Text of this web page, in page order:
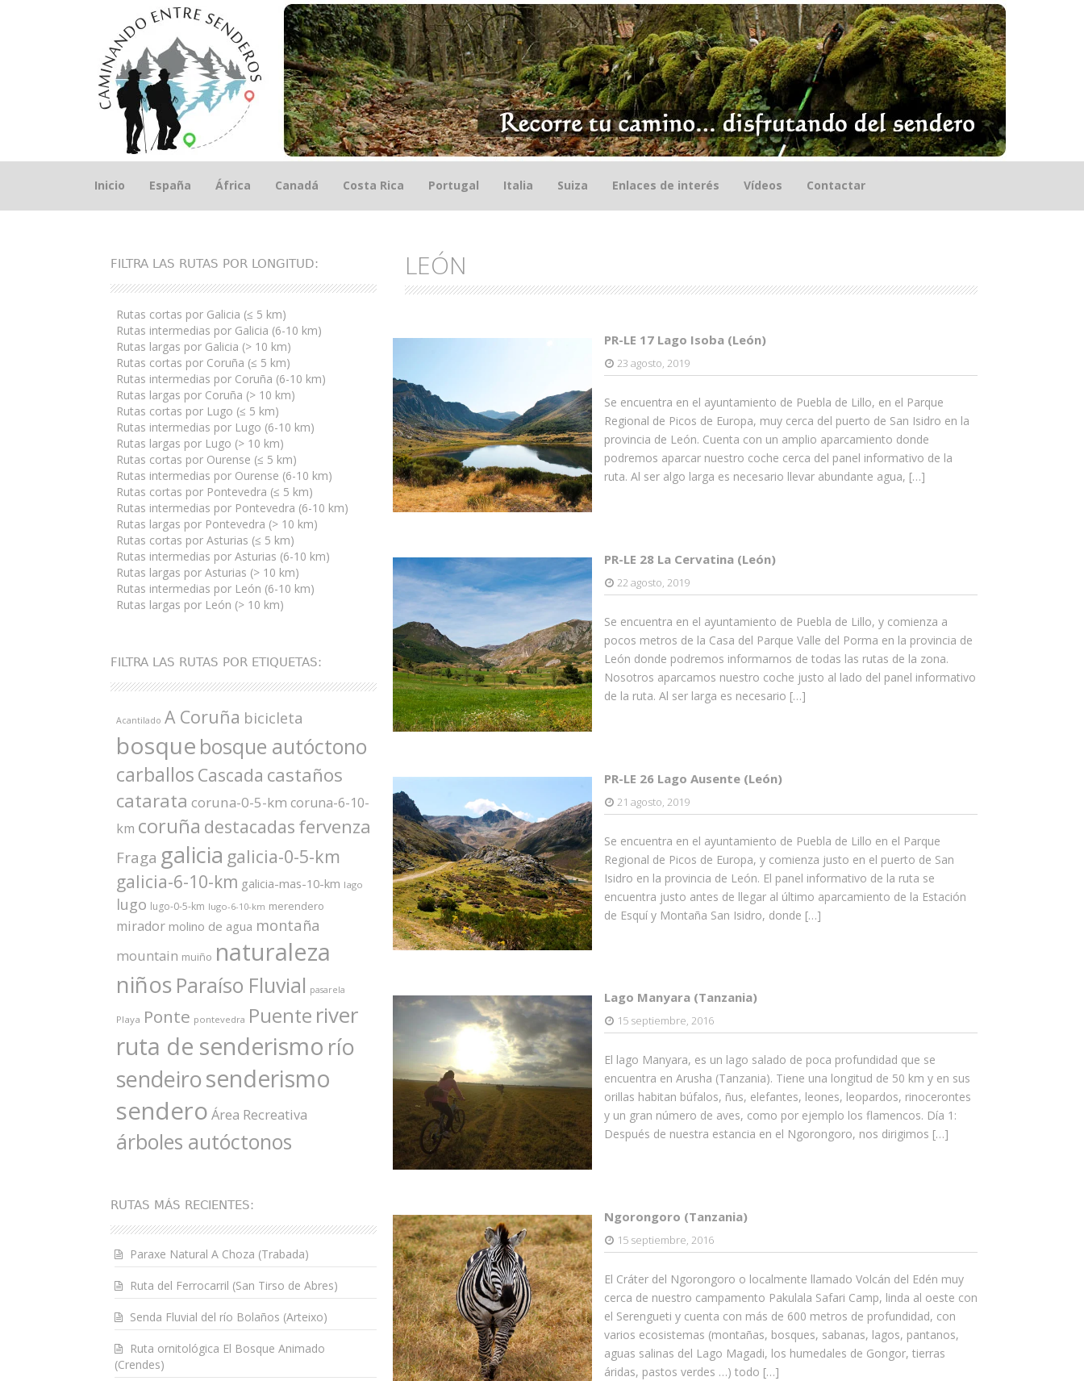
Saltar
Inicio España África Canadá Costa Rica Portugal Italia Suiza Enlaces de interés Vídeos Contactar
LEÓN
PR-LE 17 Lago Isoba (León)
23 agosto, 2019
Se encuentra en el ayuntamiento de Puebla de Lillo, en el Parque
Regional de Picos de Europa, muy cerca del puerto de San Isidro en la
provincia de León. Cuenta con un amplio aparcamiento donde
podremos aparcar nuestro coche cerca del panel informativo de la
ruta. Al ser algo larga es necesario llevar abundante agua, […]
PR-LE 28 La Cervatina (León)
22 agosto, 2019
Se encuentra en el ayuntamiento de Puebla de Lillo, y comienza a
pocos metros de la Casa del Parque Valle del Porma en la provincia de
León donde podremos informarnos de todas las rutas de la zona.
Nosotros aparcamos nuestro coche justo al lado del panel informativo
de la ruta. Al ser larga es necesario […]
PR-LE 26 Lago Ausente (León)
21 agosto, 2019
Se encuentra en el ayuntamiento de Puebla de Lillo en el Parque
Regional de Picos de Europa, y comienza justo en el puerto de San
Isidro en la provincia de León. El panel informativo de la ruta se
encuentra justo antes de llegar al último aparcamiento de la Estación
de Esquí y Montaña San Isidro, donde […]
Lago Manyara (Tanzania)
15 septiembre, 2016
El lago Manyara, es un lago salado de poca profundidad que se
encuentra en Arusha (Tanzania). Tiene una longitud de 50 km y en sus
orillas habitan búfalos, ñus, elefantes, leones, leopardos, rinocerontes
y un gran número de aves, como por ejemplo los flamencos. Día 1:
Después de nuestra estancia en el Ngorongoro, nos dirigimos […]
Ngorongoro (Tanzania)
15 septiembre, 2016
El Cráter del Ngorongoro o localmente llamado Volcán del Edén muy
cerca de nuestro campamento Pakulala Safari Camp, linda al oeste con
el Serengueti y cuenta con más de 600 metros de profundidad, con
varios ecosistemas (montañas, bosques, sabanas, lagos, pantanos,
aguas salinas del Lago Magadi, los humedales de Gongor, tierras
áridas, pastos verdes …) todo […]
FILTRA LAS RUTAS POR LONGITUD:
Rutas cortas por Galicia (≤ 5 km)
Rutas intermedias por Galicia (6-10 km)
Rutas largas por Galicia (> 10 km)
Rutas cortas por Coruña (≤ 5 km)
Rutas intermedias por Coruña (6-10 km)
Rutas largas por Coruña (> 10 km)
Rutas cortas por Lugo (≤ 5 km)
Rutas intermedias por Lugo (6-10 km)
Rutas largas por Lugo (> 10 km)
Rutas cortas por Ourense (≤ 5 km)
Rutas intermedias por Ourense (6-10 km)
Rutas cortas por Pontevedra (≤ 5 km)
Rutas intermedias por Pontevedra (6-10 km)
Rutas largas por Pontevedra (> 10 km)
Rutas cortas por Asturias (≤ 5 km)
Rutas intermedias por Asturias (6-10 km)
Rutas largas por Asturias (> 10 km)
Rutas intermedias por León (6-10 km)
Rutas largas por León (> 10 km)
FILTRA LAS RUTAS POR ETIQUETAS:
Acantilado A Coruña bicicleta
bosque bosque autóctono
carballos Cascada castaños
catarata coruna-0-5-km coruna-6-10-
km coruña destacadas fervenza
Fraga galicia galicia-0-5-km
galicia-6-10-km galicia-mas-10-km lago
lugo lugo-0-5-km lugo-6-10-km merendero
mirador molino de agua montaña
mountain muiño naturaleza
niños Paraíso Fluvial pasarela
Playa Ponte pontevedra Puente river
ruta de senderismo río
sendeirosenderismo
sendero Área Recreativa
árboles autóctonos
RUTAS MÁS RECIENTES:
Paraxe Natural A Choza (Trabada)
Ruta del Ferrocarril (San Tirso de Abres)
Senda Fluvial del río Bolaños (Arteixo)
Ruta ornitológica El Bosque Animado
(Crendes)